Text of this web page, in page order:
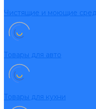
Чистящие и моющие
Товары для авто
Товары для кухни